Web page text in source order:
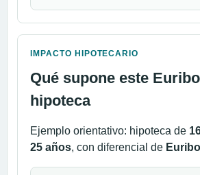
IMPACTO HIPOTECARIO
Qué supone este
hipoteca
Ejemplo orientativo: hipoteca de
25 años, con diferencial de